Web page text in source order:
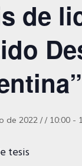
de
de 2022 / / 10:00 -
tesis